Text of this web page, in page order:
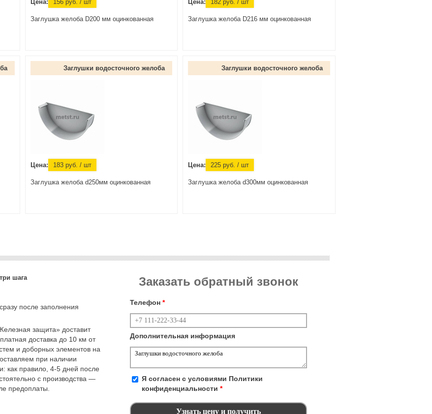
Цена: 156 руб. / шт
Заглушка желоба D200 мм оцинкованная
Цена: 182руб. / шт
Заглушка желоба D216 мм оцинкованная
Заглушки водосточного желоба
Цена: 183 руб. / шт
Заглушка желоба d250мм оцинкованная
Заглушки водосточного желоба
Цена: 225руб. / шт
Заглушка желоба d300мм оцинкованная
шага
после заполнения
защита» доставит
доставка до 10 км от
и доборных элементов на
при наличии
как правило, 4-5 дней после
с производства —
предоплаты.
Заказать обратный звонок
Телефон *
Дополнительная информация
Я согласен с условиями Политики
конфиденциальности *